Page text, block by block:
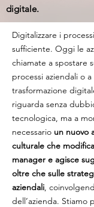
digitale.
Digitalizzare i
sufficiente. Oggi le
chiamate a spostare
processi aziendali o
trasformazione
riguarda senza
tecnologica, ma a
necessario un nuovo
culturale che
manager e agisce
oltre che sulle
aziendali,
dell’azienda. Stiamo